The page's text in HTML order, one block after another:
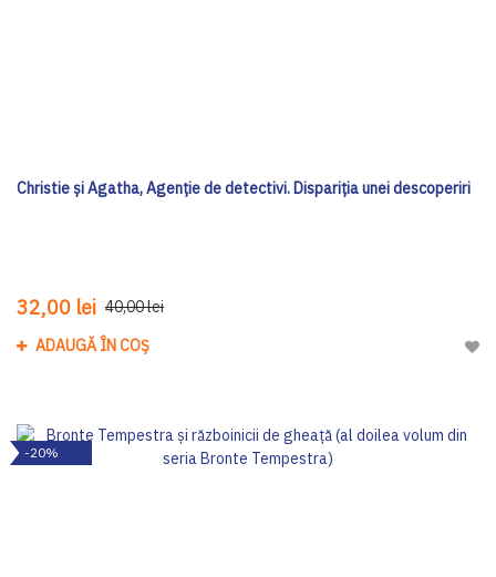
Christie și Agatha, Agenție de detectivi. Dispariția unei descoperiri
32,00 lei 40,00 lei
ADAUGĂ ÎN COȘ
-20%